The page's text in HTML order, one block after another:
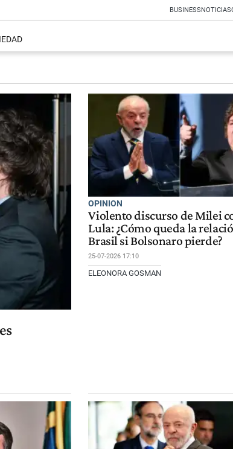
BUSINESSNOTICIAS
OPINION
Violento discurso de Milei
Lula: ¿Cómo queda la
Brasil si Bolsonaro pierde?
25-07-2026 17:10
ELEONORA GOSMAN